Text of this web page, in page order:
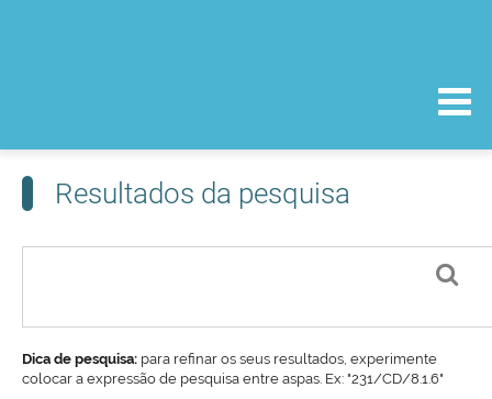
Resultados da pesquisa
Dica de pesquisa: para refinar os seus resultados, experimente
colocar a expressão de pesquisa entre aspas. Ex: "231/CD/8.1.6"